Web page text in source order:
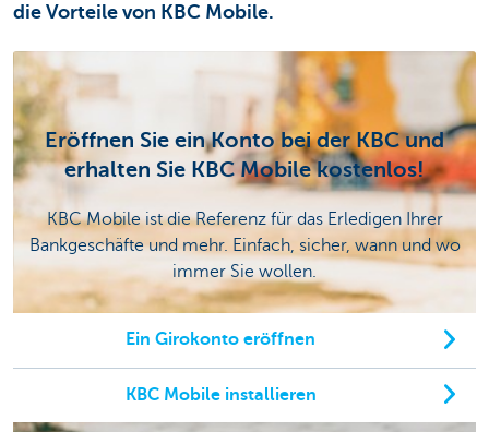
die Vorteile von KBC Mobile.
Eröffnen Sie ein Konto bei der KBC und
erhalten Sie KBC Mobile kostenlos!
KBC Mobile ist die Referenz für das Erledigen Ihrer
Bankgeschäfte und mehr. Einfach, sicher, wann und wo
immer Sie wollen.
Ein Girokonto eröffnen
KBC Mobile installieren